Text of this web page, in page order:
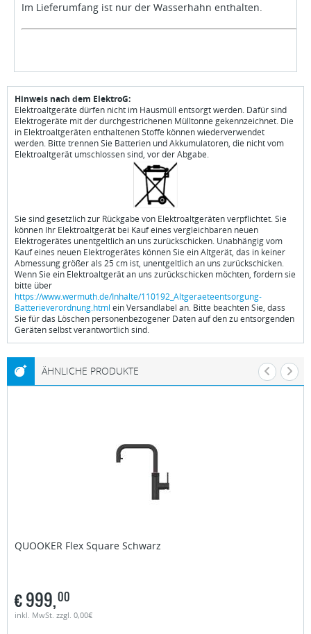
Im Lieferumfang ist nur der Wasserhahn enthalten.
Hinweis nach dem ElektroG:
Elektroaltgeräte dürfen nicht im Hausmüll entsorgt werden. Dafür sind
Elektrogeräte mit der durchgestrichenen Mülltonne gekennzeichnet. Die
in Elektroaltgeräten enthaltenen Stoffe können wiederverwendet
werden. Bitte trennen Sie Batterien und Akkumulatoren, die nicht vom
Elektroaltgerät umschlossen sind, vor der Abgabe.
Sie sind gesetzlich zur Rückgabe von Elektroaltgeräten verpflichtet. Sie
können Ihr Elektroaltgerät bei Kauf eines vergleichbaren neuen
Elektrogerätes unentgeltlich an uns zurückschicken. Unabhängig vom
Kauf eines neuen Elektrogerätes können Sie ein Altgerät, das in keiner
Abmessung größer als 25 cm ist, unentgeltlich an uns zurückschicken.
Wenn Sie ein Elektroaltgerät an uns zurückschicken möchten, fordern sie
bitte über
https://www.wermuth.de/Inhalte/110192_Altgeraeteentsorgung-
Batterieverordnung.html ein Versandlabel an. Bitte beachten Sie, dass
Sie für das Löschen personenbezogener Daten auf den zu entsorgenden
Geräten selbst verantwortlich sind.
ÄHNLICHE PRODUKTE
QUOOKER Flex Square Schwarz
€999,00
inkl. MwSt. zzgl. 0,00€